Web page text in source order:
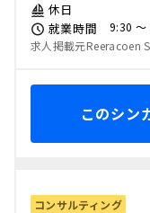
休日
就業時間
9:30 〜
求人掲載元Reeracoen
このシン
コンサルティング